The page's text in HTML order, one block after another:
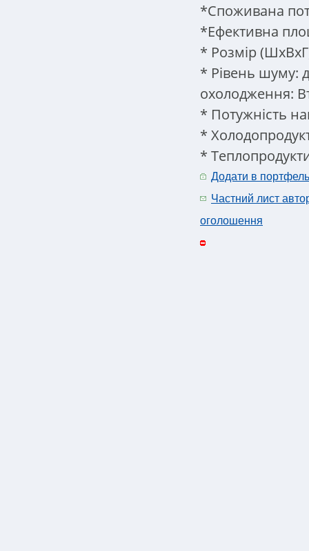
*Споживана
*Ефективна
* Розмір
* Рівень шуму:
охолодження:
* Потужність
*
*
Додати в портфель
Частний лист
оголошення